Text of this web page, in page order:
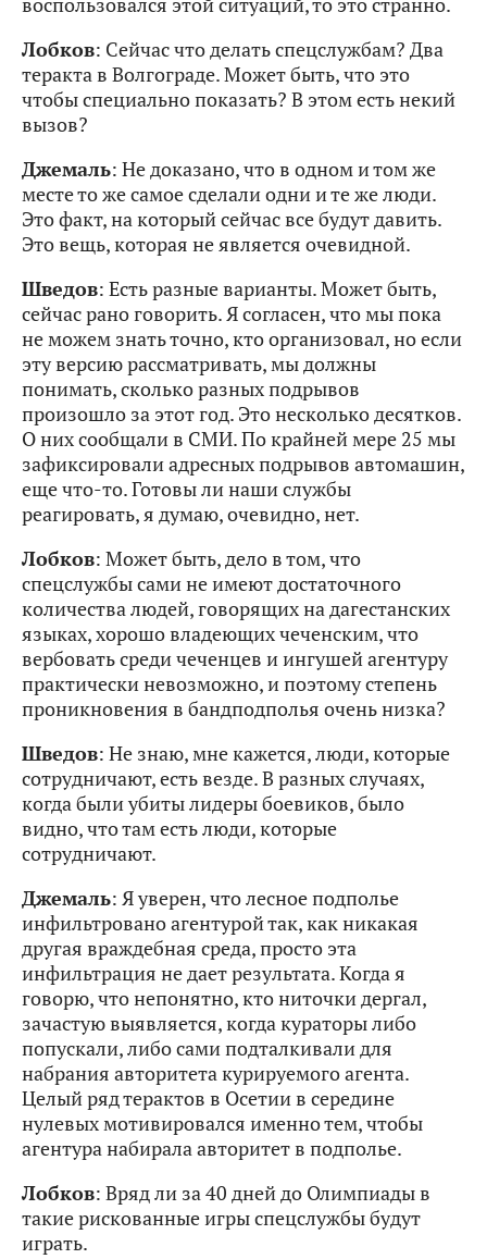
Лобков: Сейчас что делать спецслужбам? Два
теракта в Волгограде. Может быть, что это
чтобы специально показать? В этом есть некий
вызов?
Джемаль: Не доказано, что в одном и том же
месте то же самое сделали одни и те же люди.
Это факт, на который сейчас все будут давить.
Это вещь, которая не является очевидной.
Шведов: Есть разные варианты. Может быть,
сейчас рано говорить. Я согласен, что мы пока
не можем знать точно, кто организовал, но если
эту версию рассматривать, мы должны
понимать, сколько разных подрывов
произошло за этот год. Это несколько десятков.
О них сообщали в СМИ. По крайней мере 25 мы
зафиксировали адресных подрывов автомашин,
еще что-то. Готовы ли наши службы
реагировать, я думаю, очевидно, нет.
Лобков: Может быть, дело в том, что
спецслужбы сами не имеют достаточного
количества людей, говорящих на дагестанских
языках, хорошо владеющих чеченским, что
вербовать среди чеченцев и ингушей агентуру
практически невозможно, и поэтому степень
проникновения в бандподполья очень низка?
Шведов: Не знаю, мне кажется, люди, которые
сотрудничают, есть везде. В разных случаях,
когда были убиты лидеры боевиков, было
видно, что там есть люди, которые
сотрудничают.
Джемаль: Я уверен, что лесное подполье
инфильтровано агентурой так, как никакая
другая враждебная среда, просто эта
инфильтрация не дает результата. Когда я
говорю, что непонятно, кто ниточки дергал,
зачастую выявляется, когда кураторы либо
попускали, либо сами подталкивали для
набрания авторитета курируемого агента.
Целый ряд терактов в Осетии в середине
нулевых мотивировался именно тем, чтобы
агентура набирала авторитет в подполье.
Лобков: Вряд ли за 40 дней до Олимпиады в
такие рискованные игры спецслужбы будут
играть.